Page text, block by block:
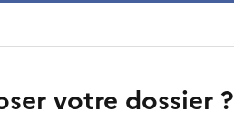
votre dossier ?